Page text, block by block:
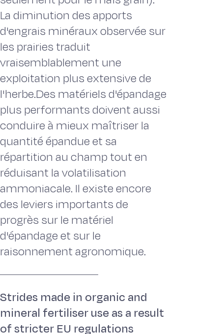
La diminution des apports
d'engrais minéraux observée sur
les prairies traduit
vraisemblablement une
exploitation plus extensive de
l'herbe.Des matériels d'épandage
plus performants doivent aussi
conduire à mieux maîtriser la
quantité épandue et sa
répartition au champ tout en
réduisant la volatilisation
ammoniacale. Il existe encore
des leviers importants de
progrès sur le matériel
d'épandage et sur le
raisonnement agronomique.
Strides made in organic and
mineral fertiliser use as a result
of stricter EU regulations